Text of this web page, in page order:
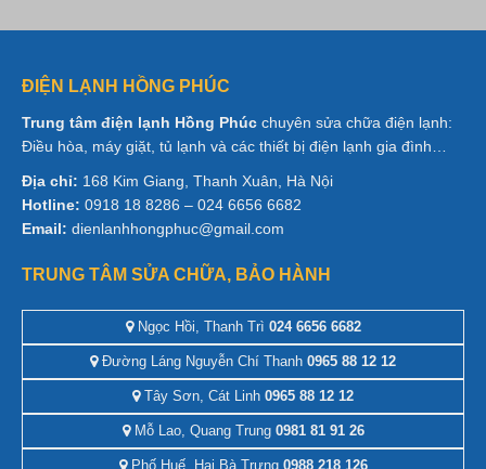
ĐIỆN LẠNH HỒNG PHÚC
Trung tâm điện lạnh Hồng Phúc chuyên sửa chữa điện lạnh:
Điều hòa, máy giặt, tủ lạnh và các thiết bị điện lạnh gia đình…
Địa chỉ: 168 Kim Giang, Thanh Xuân, Hà Nội
Hotline: 0918 18 8286 – 024 6656 6682
Email: dienlanhhongphuc@gmail.com
TRUNG TÂM SỬA CHỮA, BẢO HÀNH
Ngọc Hồi, Thanh Trì 024 6656 6682
Đường Láng Nguyễn Chí Thanh 0965 88 12 12
Tây Sơn, Cát Linh 0965 88 12 12
Mỗ Lao, Quang Trung0981 81 91 26
Phố Huế, Hai Bà Trưng0988 218 126